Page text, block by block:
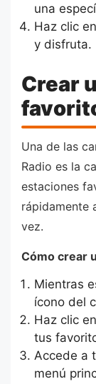
una
Haz clic
y disfruta.
Crear
Una de las
Radio es la
estaciones
rápidamente
vez.
Cómo crear
Mientras
ícono del
Haz clic
tus
Accede a
menú